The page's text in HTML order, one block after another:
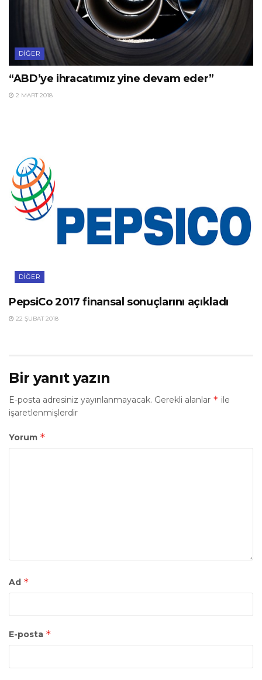
DIĞER
“ABD’ye ihracatımız yine devam eder”
2 MART 2018
DIĞER
PepsiCo 2017 finansal sonuçlarını açıkladı
22 ŞUBAT 2018
Bir yanıt yazın
E-posta adresiniz yayınlanmayacak. Gerekli alanlar * ile
işaretlenmişlerdir
Yorum *
Ad *
E-posta *